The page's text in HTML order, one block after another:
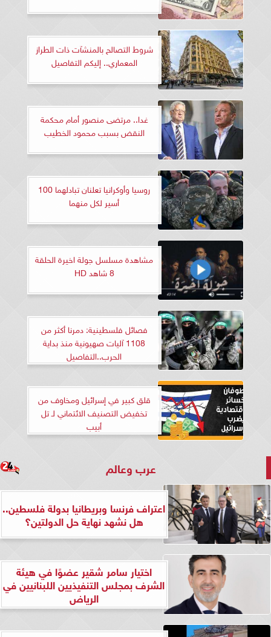
شروط التصالح بالمنشآت ذات الطراز
المعماري.. إليكم التفاصيل
غدا.. مرتضى منصور أمام محكمة
النقض بسبب محمود الخطيب
روسيا وأوكرانيا تعلنان تبادلهما 100
أسير لكل منهما
مشاهدة مسلسل جولة اخيرة الحلقة
8 شاهد HD
فصائل فلسطينية: دمرنا أكثر من
1108 آليات صهيونية منذ بداية
الحرب..التفاصيل
قلق كبير في إسرائيل ومخاوف من
تخفيض التصنيف الائتماني لـ تل
أبيب
عرب وعالم
اعتراف فرنسا وبريطانيا بدولة فلسطين..
هل نشهد نهاية حل الدولتين؟
اختيار سامر شقير عضوًا في هيئة
الشرف بمجلس التنفيذيين اللبنانيين في
الرياض